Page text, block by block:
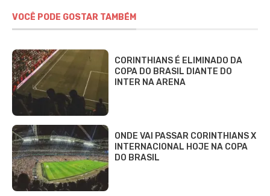
VOCÊ PODE GOSTAR TAMBÉM
CORINTHIANS É ELIMINADO DA
COPA DO BRASIL DIANTE DO
INTER NA ARENA
ONDE VAI PASSAR CORINTHIANS X
INTERNACIONAL HOJE NA COPA
DO BRASIL